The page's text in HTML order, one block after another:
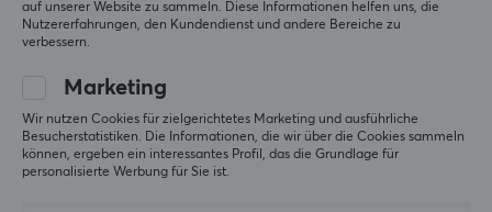
Deltaco
UTP Netzwerkkabel
(0)
5.11 €
Deltaco
UTP Netzwerkkabel
(0)
auf unserer Website zu sammeln. Diese Informationen helfen uns, die
Nutzererfahrungen, den Kundendienst und andere Bereiche zu
verbessern.
Marketing
Wir nutzen Cookies für zielgerichtetes Marketing und ausführliche
Besucherstatistiken. Die Informationen, die wir über die Cookies sammeln
können, ergeben ein interessantes Profil, das die Grundlage für
personalisierte Werbung für Sie ist.